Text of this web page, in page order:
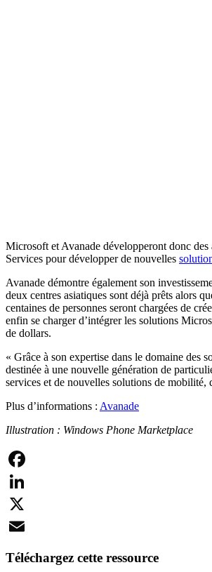
Microsoft et Avanade développeront donc
Services pour développer de nouvelles
Avanade démontre également son
deux centres asiatiques sont déjà prêts alors
centaines de personnes seront chargées de
enfin se charger d’intégrer les solutions
de dollars.
« Grâce à son expertise dans le domaine des
destinée à une nouvelle génération de
services et de nouvelles solutions de
Plus d’informations : Avanade
Illustration : Windows Phone Marketplace
Facebook
LinkedIn
X
Téléchargez cette ressource